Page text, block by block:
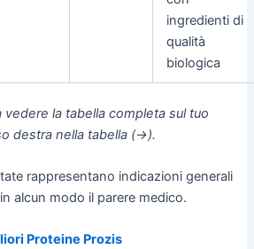
ingredienti di
qualità
biologica
la tabella completa sul tuo
destra nella tabella (→).
rappresentano indicazioni generali
alcun modo il parere medico.
Proteine Prozis